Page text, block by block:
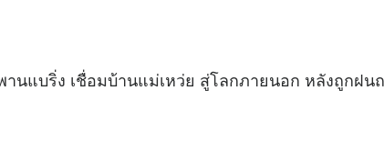
านแบริ่ง เชื่อมบ้านแม่เหว่ย สู่โลกภายนอก หลังถูกฝ